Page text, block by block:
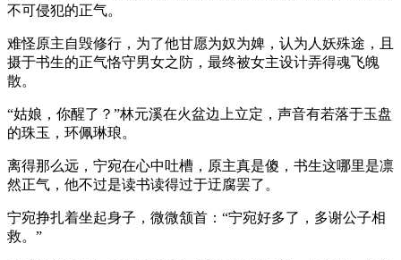
不可侵犯的正气。
难怪原主自毁修行，为了他甘愿为奴为婢，认为人妖殊途，且
摄于书生的正气恪守男女之防，最终被女主设计弄得魂飞魄
散。
“姑娘，你醒了？”林元溪在火盆边上立定，声音有若落于玉盘
的珠玉，环佩琳琅。
离得那么远，宁宛在心中吐槽，原主真是傻，书生这哪里是凛
然正气，他不过是读书读得过于迂腐罢了。
宁宛挣扎着坐起身子，微微颔首：“宁宛好多了，多谢公子相
救。”